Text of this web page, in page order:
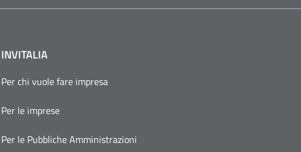
INVITALIA
Per chi vuole fare impresa
Per le imprese
Per le Pubbliche Amministrazioni